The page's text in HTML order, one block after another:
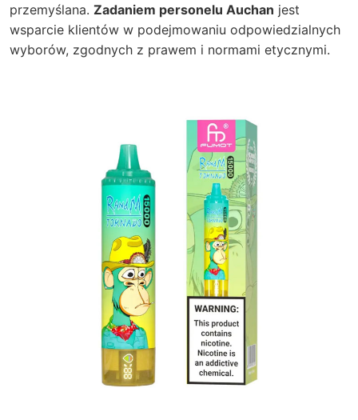
przemyślana. Zadaniem personelu Auchan jest
wsparcie klientów w podejmowaniu odpowiedzialnych
wyborów, zgodnych z prawem i normami etycznymi.